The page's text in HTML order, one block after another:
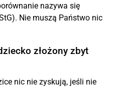
nazywa się
Nie muszą Państwo nic
złożony zbyt
nic nie zyskują, jeśli nie